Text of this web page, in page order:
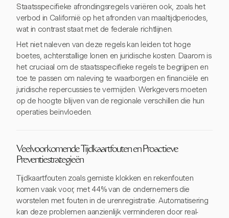
Staatsspecifieke afrondingsregels variëren ook, zoals het
verbod in Californië op het afronden van maaltijdperiodes,
wat in contrast staat met de federale richtlijnen.
Het niet naleven van deze regels kan leiden tot hoge
boetes, achterstallige lonen en juridische kosten. Daarom is
het cruciaal om de staatsspecifieke regels te begrijpen en
toe te passen om naleving te waarborgen en financiële en
juridische repercussies te vermijden. Werkgevers moeten
op de hoogte blijven van de regionale verschillen die hun
operaties beïnvloeden.
Veelvoorkomende Tijdkaartfouten en Proactieve
Preventiestrategieën
Tijdkaartfouten zoals gemiste klokken en rekenfouten
komen vaak voor, met 44% van de ondernemers die
worstelen met fouten in de urenregistratie. Automatisering
kan deze problemen aanzienlijk verminderen door real-